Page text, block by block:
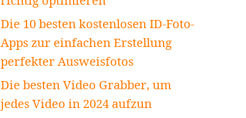
Die 10 besten kostenlosen ID-Foto-
Apps zur einfachen Erstellung
perfekter Ausweisfotos
Die besten Video Grabber, um
jedes Video in 2024 aufzun